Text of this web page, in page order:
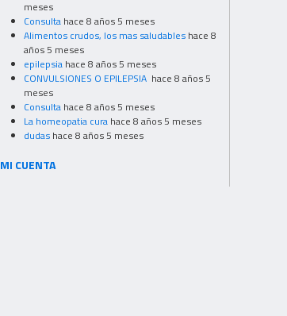
meses
Consulta hace 8 años 5 meses
Alimentos crudos, los mas saludables hace 8
años 5 meses
epilepsia hace 8 años 5 meses
CONVULSIONES O EPILEPSIA hace 8 años 5
meses
Consulta hace 8 años 5 meses
La homeopatia cura hace 8 años 5 meses
dudas hace 8 años 5 meses
MI CUENTA